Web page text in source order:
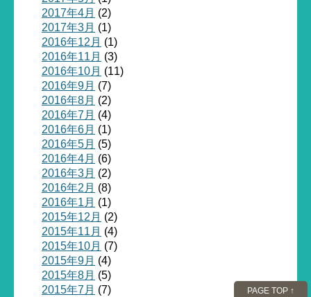
2017年4月 (2)
2017年3月 (1)
2016年12月 (1)
2016年11月 (3)
2016年10月 (11)
2016年9月 (7)
2016年8月 (2)
2016年7月 (4)
2016年6月 (1)
2016年5月 (5)
2016年4月 (6)
2016年3月 (2)
2016年2月 (8)
2016年1月 (1)
2015年12月 (2)
2015年11月 (4)
2015年10月 (7)
2015年9月 (4)
2015年8月 (5)
2015年7月 (7) PAGE TOP ↑